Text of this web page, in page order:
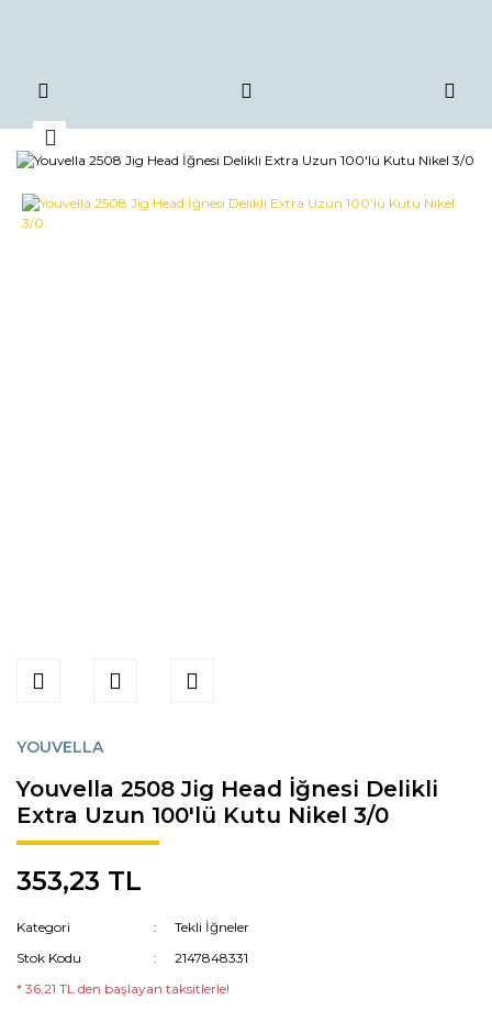
YOUVELLA
Youvella 2508 Jig Head İğnesi Delikli
Extra Uzun 100'lü Kutu Nikel 3/0
353,23 TL
Kategori
Tekli İğneler
Stok Kodu
2147848331
* 36,21 TL den başlayan taksitlerle!